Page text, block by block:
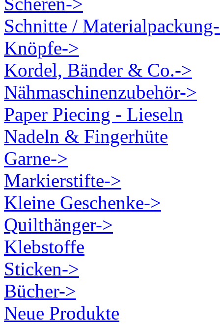
Schnitte /
Knöpfe->
Kordel, Bänder & Co.->
Nähmaschinenzubehör->
Paper Piecing - Lieseln
Nadeln & Fingerhüte
Garne->
Markierstifte->
Kleine Geschenke->
Quilthänger->
Klebstoffe
Sticken->
Bücher->
Neue Produkte